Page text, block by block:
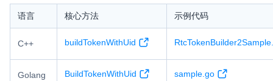
程
一站式实时互动模块的选型、购买、账号打通
SDK 拓展插件
语言 核心方法 示例代码
C++ buildTokenWithUid
Golang BuildTokenWithUid sample.go